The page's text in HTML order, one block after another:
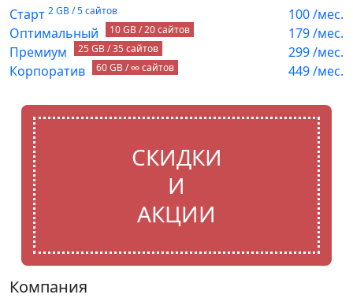
Старт 2 GB / 5 сайтов 100/мес.
Оптимальный
10 GB / 20 сайтов 179/мес.
Премиум
25 GB / 35 сайтов 299/мес.
Корпоратив
60 GB / ∞ сайтов 449/мес.
СКИДКИ
И
АКЦИИ
Компания